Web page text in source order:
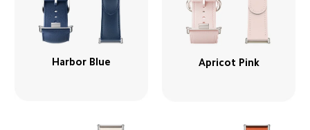
Harbor Blue Apricot Pink